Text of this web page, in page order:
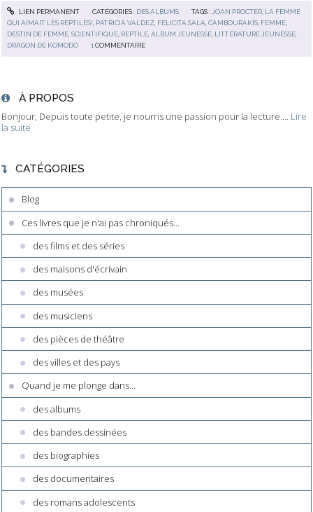
LIEN PERMANENT CATÉGORIES : DES ALBUMS TAGS : JOAN PROCTER LA FEMME
QUI AIMAIT LES REPTILES! PATRICIA VALDEZ FELICITA SALA ,CAMBOURAKIS FEMME
DESTIN DE FEMME ,SCIENTIFIQUE REPTILE ,ALBUM JEUNESSE LITTÉRATURE JEUNESSE
DRAGON DE KOMODO
1 COMMENTAIRE
À PROPOS
Bonjour, Depuis toute petite, je nourris une passion pour la lecture.... Lire
la suite
CATÉGORIES
Blog
Ces livres que je n'ai pas chroniqués...
des films et des séries
des maisons d'écrivain
des musées
des musiciens
des pièces de théâtre
des villes et des pays
Quand je me plonge dans...
des albums
des bandes dessinées
des biographies
des documentaires
des romans adolescents